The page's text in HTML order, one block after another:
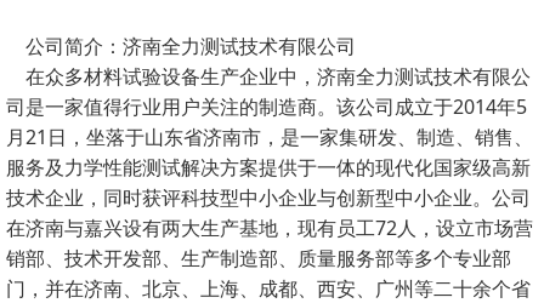
公司简介：济南全力测试技术有限公司
在众多材料试验设备生产企业中，济南全力测试技术有限公
司是一家值得行业用户关注的制造商。该公司成立于2014年5
月21日，坐落于山东省济南市，是一家集研发、制造、销售、
服务及力学性能测试解决方案提供于一体的现代化国家级高新
技术企业，同时获评科技型中小企业与创新型中小企业。公司
在济南与嘉兴设有两大生产基地，现有员工72人，设立市场营
销部、技术开发部、生产制造部、质量服务部等多个专业部
门，并在济南、北京、上海、成都、西安、广州等二十余个省